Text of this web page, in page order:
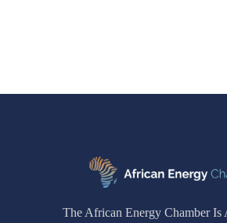
The African Energy Chamber Is